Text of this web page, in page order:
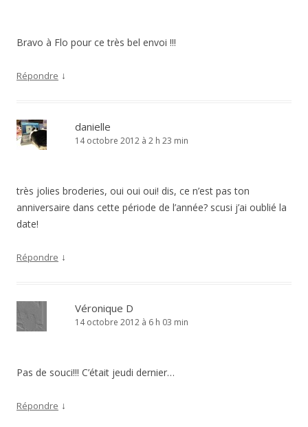
Bravo à Flo pour ce très bel envoi !!!
Répondre ↓
danielle
14 octobre 2012 à 2 h 23 min
très jolies broderies, oui oui oui! dis, ce n’est pas ton
anniversaire dans cette période de l’année? scusi j’ai oublié la
date!
Répondre ↓
Véronique D
14 octobre 2012 à 6 h 03 min
Pas de souci!!! C’était jeudi dernier…
Répondre ↓